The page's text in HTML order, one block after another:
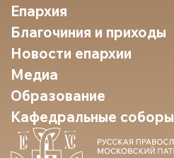
Епархия
Благочиния и приходы
Новости епархии
Медиа
Образование
Кафедральные соборы